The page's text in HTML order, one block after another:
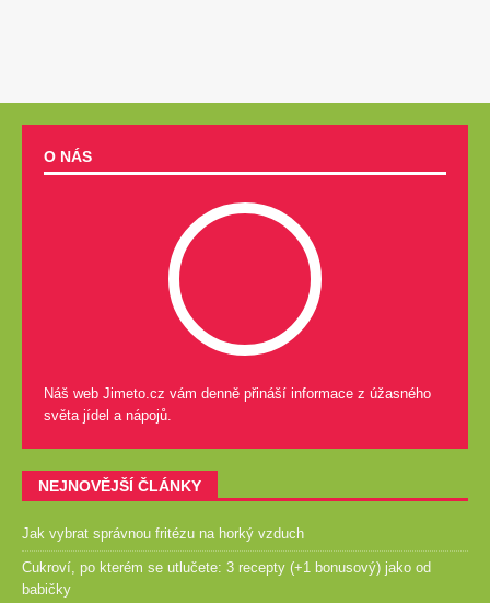
O NÁS
Náš web Jimeto.cz vám denně přináší informace z úžasného
světa jídel a nápojů.
NEJNOVĚJŠÍ ČLÁNKY
Jak vybrat správnou fritézu na horký vzduch
Cukroví, po kterém se utlučete: 3 recepty (+1 bonusový) jako od
babičky